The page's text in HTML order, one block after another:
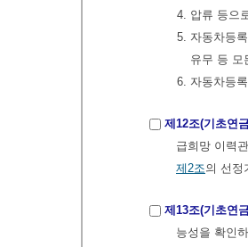
4. 압류 등으
5. 자동차등
유무 등 모
6. 자동차등
제12조(기초연
급희망 이력
제2조의 선정
제13조(기초연
능성을 확인